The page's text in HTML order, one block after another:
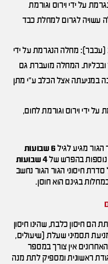
על ידי וירוס וגורמת
עשויה לגרום למחלת כבד
לפטוספירה מסוג 1 ומסוג 2 (עכבר): מחלה הנגרמת על ידי
ובכליות. המחלה מועברת גם
במניעתה אצל הכלב ע"י מתן
ידי וירוס וגורמת לחום,
מגיע לגיל
6 שבועות
נוספות בהפרש של4 שבועות
סדרת חיסוני הגור הגור נחשב
בגינם הוא חוסן.
הם חיסון כלבת, שהינו חיסון
תסמיני שעלת (שיעולים,
אין צורך במספר
ראשונית ומספיק לתת מנה